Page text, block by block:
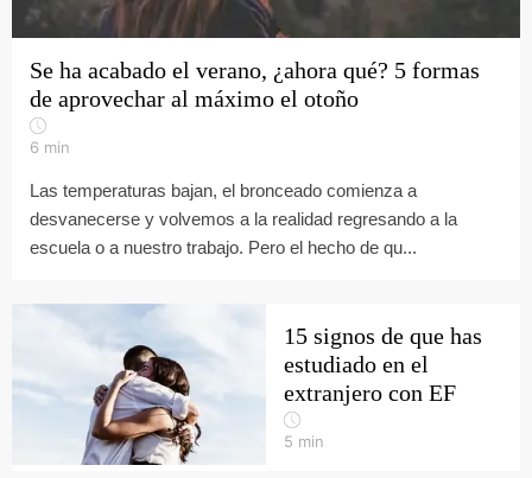
Se ha acabado el verano, ¿ahora qué? 5 formas
de aprovechar al máximo el otoño
6 min
Las temperaturas bajan, el bronceado comienza a
desvanecerse y volvemos a la realidad regresando a la
escuela o a nuestro trabajo. Pero el hecho de qu...
15 signos de que has
estudiado en el
extranjero con EF
5 min